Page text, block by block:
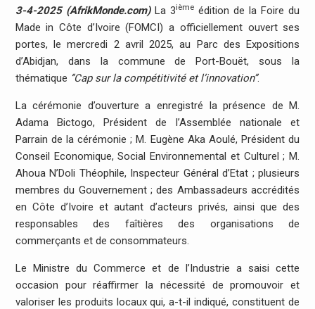
3-4-2025 (AfrikMonde.com)La 3ièmeédition de la Foire du
Made in Côte d’Ivoire (FOMCI) a officiellement ouvert ses
portes, le mercredi 2 avril 2025, au Parc des Expositions
d’Abidjan, dans la commune de Port-Bouët, sous la
thématique ‘’Cap sur la compétitivité et l’innovation’’.
La cérémonie d’ouverture a enregistré la présence de M.
Adama Bictogo, Président de l’Assemblée nationale et
Parrain de la cérémonie ; M. Eugène Aka Aoulé, Président du
Conseil Economique, Social Environnemental et Culturel ; M.
Ahoua N’Doli Théophile, Inspecteur Général d’Etat ; plusieurs
membres du Gouvernement ; des Ambassadeurs accrédités
en Côte d’Ivoire et autant d’acteurs privés, ainsi que des
responsables des faîtières des organisations de
commerçants et de consommateurs.
Le Ministre du Commerce et de l’Industrie a saisi cette
occasion pour réaffirmer la nécessité de promouvoir et
valoriser les produits locaux qui, a-t-il indiqué, constituent de